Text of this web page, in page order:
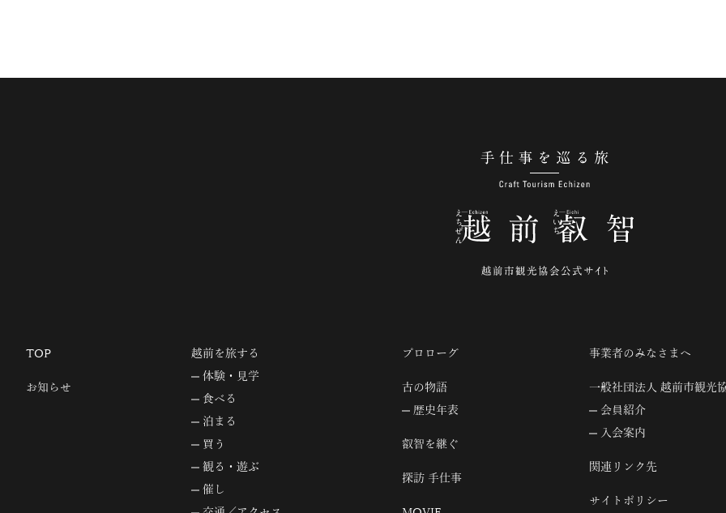
TOP
お知らせ
越前を旅する
体験・見学
食べる
泊まる
買う
観る・遊ぶ
催し
プロローグ
古の物語
歴史年表
叡智を継ぐ
探訪 手仕事
事業者のみなさまへ
一般社団法人 越前市観光
会員紹介
入会案内
関連リンク先
サイトポリシー